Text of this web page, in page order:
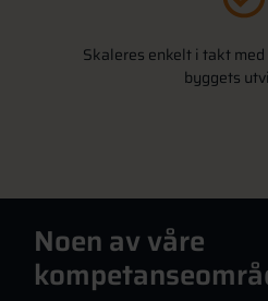
Skaleres enkelt i takt
byggets
Noen av våre